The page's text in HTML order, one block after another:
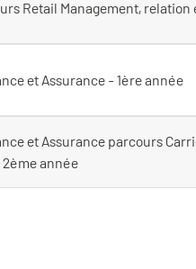
Retail Management,
et Assurance - 1ère année
et Assurance parcours
année